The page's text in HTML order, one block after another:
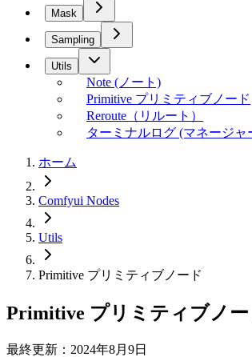
Mask
Sampling
Utils
Note (ノート)
Primitive プリミティブノード
Reroute（リルート）
ターミナルログ (マネージャ
ホーム
Comfyui Nodes
Utils
Primitive プリミティブノード
Primitive プリミティブノー
最終更新：2024年8月9日